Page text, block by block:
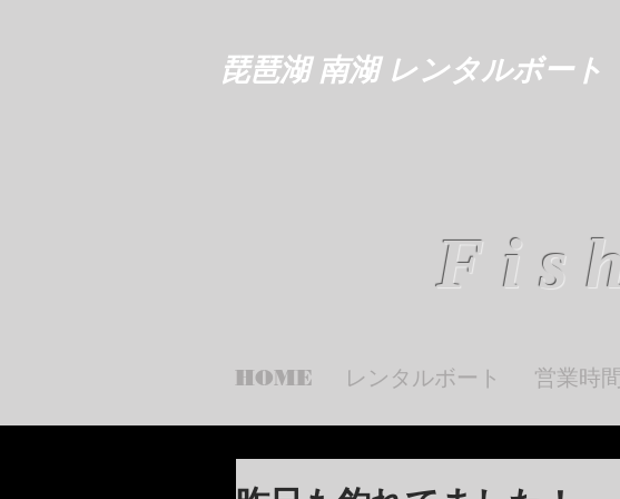
琵琶湖 南湖 レンタルボート
HOME レンタルボート 営業時間